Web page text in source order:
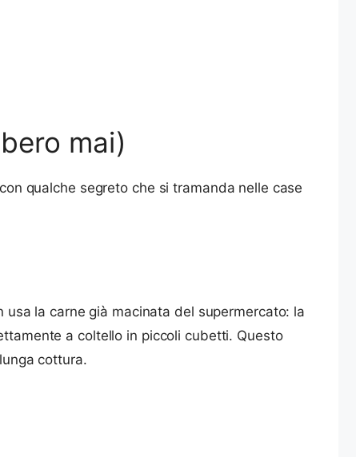
mai)
qualche segreto che si tramanda nelle case
la carne già macinata del supermercato: la
a coltello in piccoli cubetti. Questo
cottura.